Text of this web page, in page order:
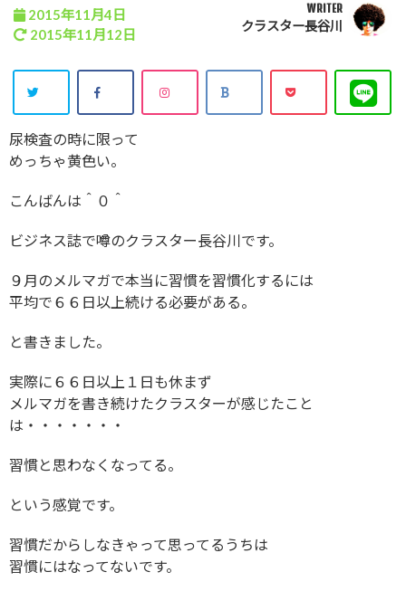
2015年11月4日
2015年11月12日
WRITER
クラスター長谷川
尿検査の時に限って
めっちゃ黄色い。
こんばんは＾０＾
ビジネス誌で噂のクラスター長谷川です。
９月のメルマガで本当に習慣を習慣化するには
平均で６６日以上続ける必要がある。
と書きました。
実際に６６日以上１日も休まず
メルマガを書き続けたクラスターが感じたこと
は・・・・・・・
習慣と思わなくなってる。
という感覚です。
習慣だからしなきゃって思ってるうちは
習慣にはなってないです。